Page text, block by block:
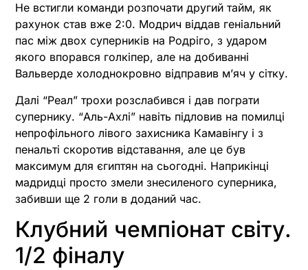
Не встигли команди розпочати другий тайм, як
рахунок став вже 2:0. Модрич віддав геніальний
пас між двох суперників на Родріго, з ударом
якого впорався голкіпер, але на добиванні
Вальверде холоднокровно відправив м’яч у сітку.
Далі “Реал” трохи розслабився і дав пограти
супернику. “Аль-Ахлі” навіть підловив на помилці
непрофільного лівого захисника Камавінгу і з
пенальті скоротив відставання, але це був
максимум для єгиптян на сьогодні. Наприкінці
мадридці просто змели знесиленого суперника,
забивши ще 2 голи в доданий час.
Клубний чемпіонат світу.
1/2 фіналу